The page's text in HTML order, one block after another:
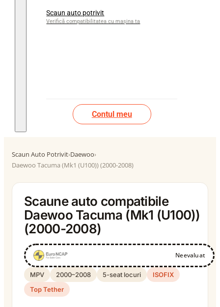
Scaun auto potrivit
Verifică compatibilitatea cu mașina ta
Contul meu
Scaun Auto Potrivit›Daewoo›
Daewoo Tacuma (Mk1 (U100)) (2000-2008)
Scaune auto compatibile
Daewoo Tacuma (Mk1 (U100))
(2000-2008)
Neevaluat
MPV 2000–2008 5-seat locuri
ISOFIX
Top Tether